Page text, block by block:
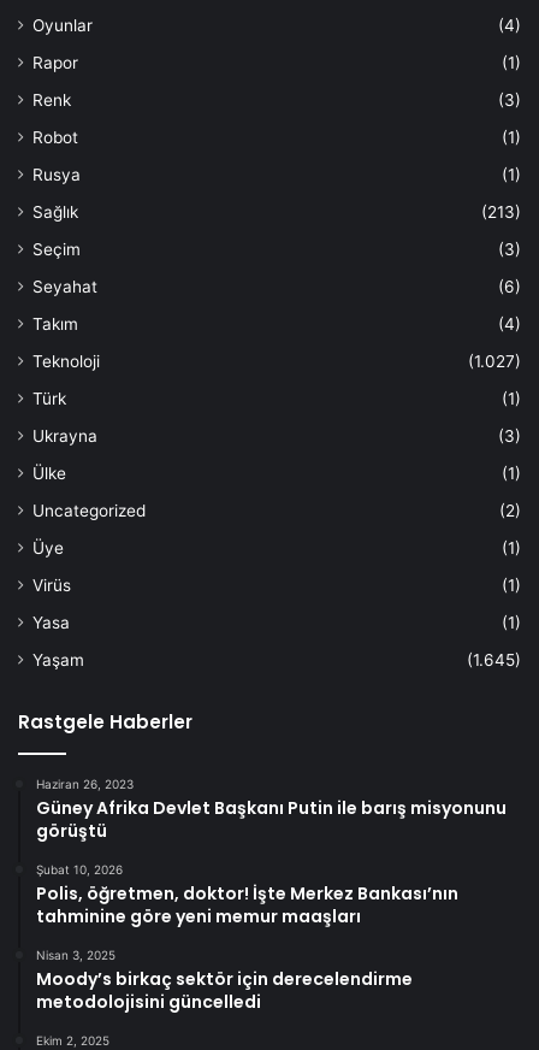
Oyunlar
(4)
Rapor
(1)
Renk
(3)
Robot
(1)
Rusya
(1)
Sağlık
(213)
Seçim
(3)
Seyahat
(6)
Takım
(4)
Teknoloji
(1.027)
Türk
(1)
Ukrayna
(3)
Ülke
(1)
Uncategorized
(2)
Üye
(1)
Virüs
(1)
Yasa
(1)
Yaşam
(1.645)
Rastgele Haberler
Haziran 26, 2023
Güney Afrika Devlet Başkanı Putin ile barış misyonunu
görüştü
Şubat 10, 2026
Polis, öğretmen, doktor! İşte Merkez Bankası’nın
tahminine göre yeni memur maaşları
Nisan 3, 2025
Moody’s birkaç sektör için derecelendirme
metodolojisini güncelledi
Ekim 2, 2025